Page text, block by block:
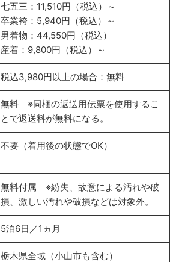
七五三：11,510円（税込）～
卒業袴：5,940円（税込）～
男着物：44,550円（税込）
産着：9,800円（税込）～
税込3,980円以上の場合：無料
無料 ※同梱の返送用伝票を使用するこ
とで返送料が無料になる。
不要（着用後の状態でOK）
無料付属 ※紛失、故意による汚れや破
損、激しい汚れや破損などは対象外。
5泊6日／1ヵ月
栃木県全域（小山市も含む）